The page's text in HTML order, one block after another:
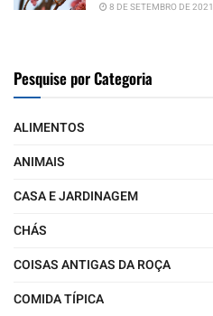
8 DE SETEMBRO DE 2021
Pesquise por Categoria
ALIMENTOS
ANIMAIS
CASA E JARDINAGEM
CHÁS
COISAS ANTIGAS DA ROÇA
COMIDA TÍPICA